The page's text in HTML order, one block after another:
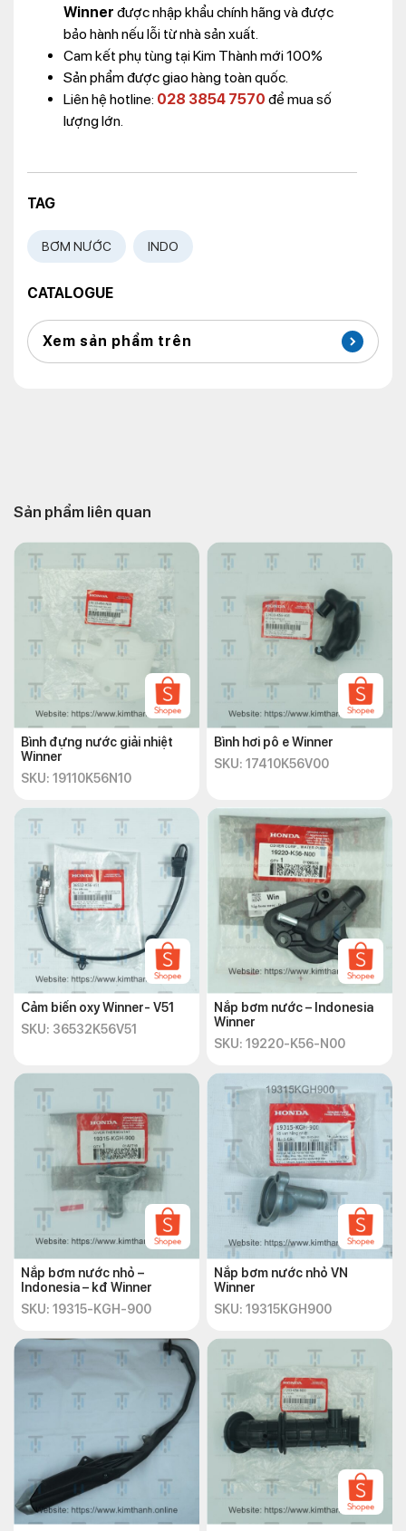
Winner được nhập khẩu chính hãng và được
bảo hành nếu lỗi từ nhà sản xuất.
Cam kết phụ tùng tại Kim Thành mới 100%
Sản phẩm được giao hàng toàn quốc.
Liên hệ hotline: 028 3854 7570 để mua số
lượng lớn.
TAG
BƠM NƯỚC INDO
CATALOGUE
Xem sản phẩm trên
Sản phẩm liên quan
Bình đựng nước giải nhiệt
Winner
SKU: 19110K56N10
Bình hơi pô e Winner
SKU: 17410K56V00
Cảm biến oxy Winner- V51
SKU: 36532K56V51
Nắp bơm nước – Indonesia
Winner
SKU: 19220-K56-N00
Nắp bơm nước nhỏ –
Indonesia – kđ Winner
SKU: 19315-KGH-900
Nắp bơm nước nhỏ VN
Winner
SKU: 19315KGH900